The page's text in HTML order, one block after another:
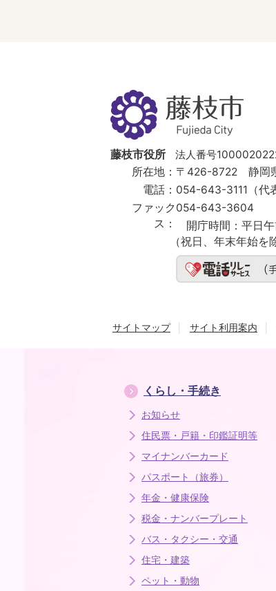
藤
枝
市
Fujieda
City
藤枝市役所
法人番号
所在地： 〒426-8722 静岡
電話： 054-643-3111（代
ファック
ス：
054-643-3604
開庁時間： 平日
（祝日、年末年始を
サイトマップ サイト利用案内
くらし・手続き
お知らせ
住民票・戸籍・印鑑証明等
マイナンバーカード
パスポート（旅券）
年金・健康保険
税金・ナンバープレート
バス・タクシー・交通
住宅・建築
ペット・動物